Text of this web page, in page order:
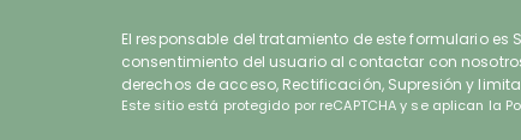
El responsable del tratamiento de este formulario
consentimiento del usuario al contactar con
derechos de acceso, Rectificación, Supresión y
reCAPTCHA*
Este sitio está protegido por reCAPTCHA y se aplican la